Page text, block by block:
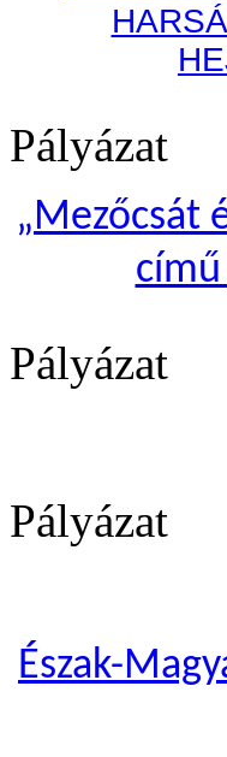
Pályázat
„Mezőcsát
Pályázat
Pályázat
Észak-